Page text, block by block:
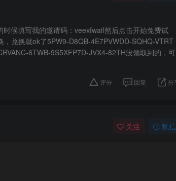
候填写我的邀请码：veexfwaif然后点击开始免费试
兑换就ok了5PW9-D8QB-4E7PVWDD-SQHQ-VTRT
6TWB-9S5XFP7D-JVX4-82TH没领取到的，可
评分 回复 分
关注 私信